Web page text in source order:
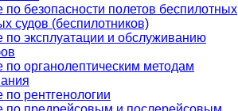
по безопасности полетов беспилотных
судов (беспилотников)
по эксплуатации и обслуживанию
по органолептическим методам
по рентгенологии